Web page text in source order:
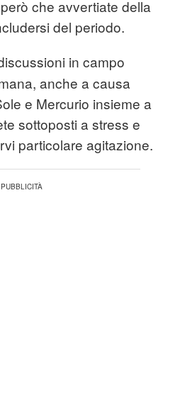
che avvertiate della
del periodo.
in campo
anche a causa
e Mercurio insieme a
sottoposti a stress e
particolare agitazione.